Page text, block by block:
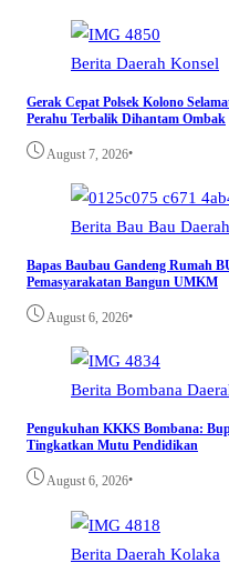
Berita Daerah Konsel
Gerak Cepat Polsek Kolono
Perahu Terbalik Dihantam Ombak
August 7, 2026•
Berita Bau Bau Daerah
Bapas Baubau Gandeng Rumah
Pemasyarakatan Bangun UMKM
August 6, 2026•
Berita Bombana
Pengukuhan KKKS Bombana:
Tingkatkan Mutu Pendidikan
August 6, 2026•
Berita Daerah Kolaka